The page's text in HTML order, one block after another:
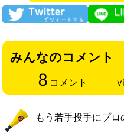
みんなのコメント
8 コメント
もう若手投手にプ